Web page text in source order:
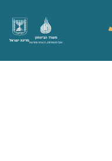
מדינת ישראל
משרד הביטחון
אגף משפחות, הנצחה ומורשת